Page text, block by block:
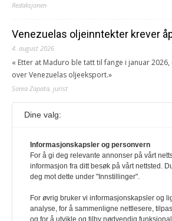
Redaksjonen
Venezuelas oljeinntekter krever
4. august 2026
« Etter at Maduro ble tatt til fange i januar
over Venezuelas oljeeksport.»
Sonia Zapata, jurist
117,8 millioner er på flukt, en
1. august 2026
Ville ha tilsvart verdens trettende største land i
denne må du ha abonnement Logg inn her Ny
også egne abonnementer for biblioteker og
Redaksjonen
Dine valg:
Informasjonskapsler og personvern
For å gi deg relevante annonser på vårt
informasjon fra ditt besøk på vårt nettsted.
deg mot dette under "Innstillinger".
For øvrig bruker vi informasjonskapsler og
analyse, for å sammenligne nettlesere,
og for å utvikle og tilby nødvendig